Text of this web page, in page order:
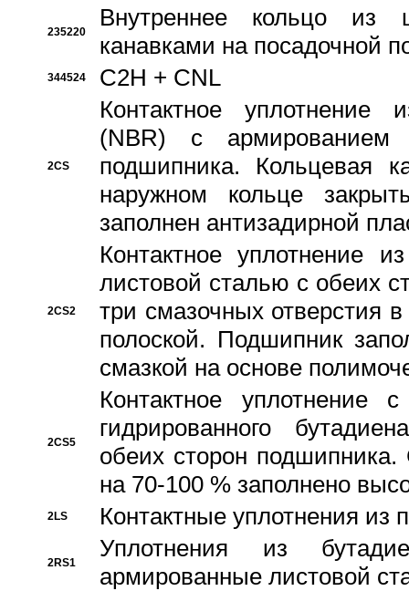
235220
Внутреннее кольцо из
канавками на посадочной
344524 C2H + CNL
2CS
Контактное уплотнение
(NBR) с
подшипника. Кольцевая
наружном кольце
заполнен антизадирной
2CS2
Контактное уплотнение
листовой сталью с обеих
три смазочных отверстия
полоской. Подшипник
смазкой на основе
2CS5
Контактное уплотнение
гидрированного
обеих сторон
на 70-100 % заполнено
2LS Контактные уплотнения из
2RS1
Уплотнения из
армированные листовой